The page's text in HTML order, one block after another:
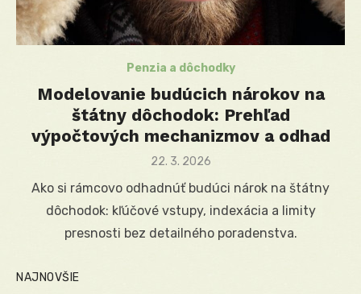
Penzia a dôchodky
Modelovanie budúcich nárokov na
štátny dôchodok: Prehľad
výpočtových mechanizmov a odhad
Posted
22. 3. 2026
Ako si rámcovo odhadnúť budúci nárok na štátny
dôchodok: kľúčové vstupy, indexácia a limity
presnosti bez detailného poradenstva.
NAJNOVŠIE